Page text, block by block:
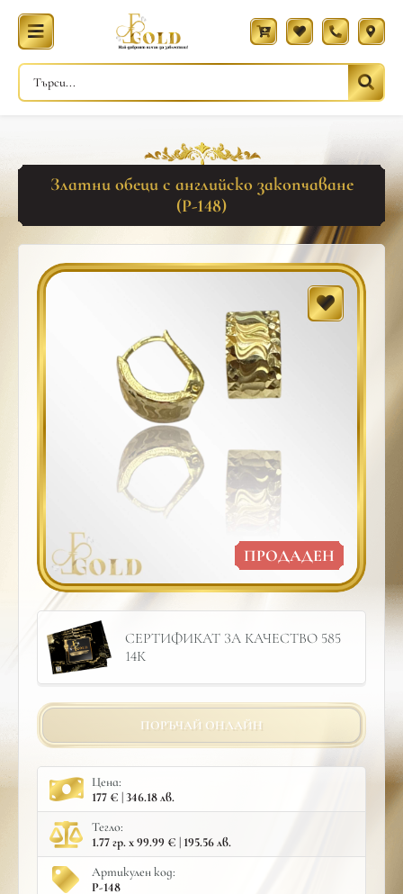
Златни обеци с английско закопчаване
(Р-148)
ПРОДАДЕН
СЕРТИФИКАТ ЗА КАЧЕСТВО 585
14К
ПОРЪЧАЙ ОНЛАЙН
Цена:
177 € | 346.18 лв.
Тегло:
1.77 гр. x 99.99 € | 195.56 лв.
Артикулен код:
Р-148